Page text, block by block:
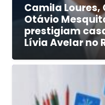
Camila Loures,
Otávio
prestigiam
Lívia Avelar no